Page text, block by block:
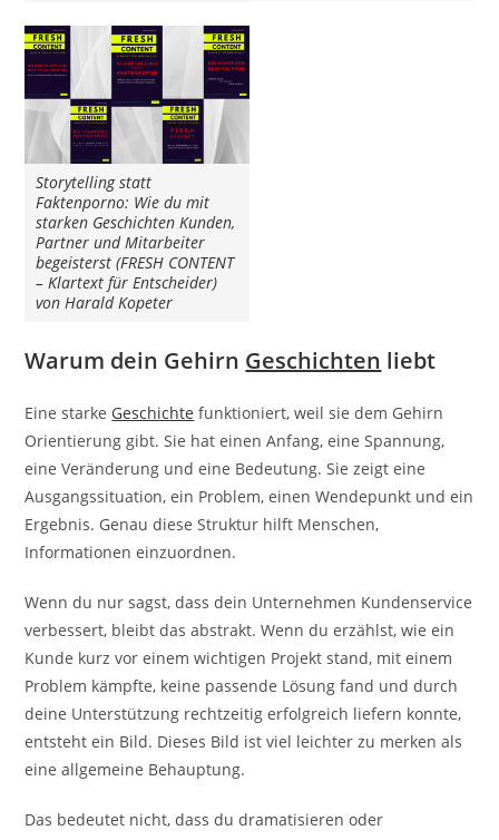
Storytelling statt
Faktenporno: Wie du mit
starken Geschichten Kunden,
Partner und Mitarbeiter
begeisterst (FRESH CONTENT
– Klartext für Entscheider)
von Harald Kopeter
Warum dein Gehirn Geschichten liebt
Eine starke Geschichte funktioniert, weil sie dem Gehirn
Orientierung gibt. Sie hat einen Anfang, eine Spannung,
eine Veränderung und eine Bedeutung. Sie zeigt eine
Ausgangssituation, ein Problem, einen Wendepunkt und ein
Ergebnis. Genau diese Struktur hilft Menschen,
Informationen einzuordnen.
Wenn du nur sagst, dass dein Unternehmen Kundenservice
verbessert, bleibt das abstrakt. Wenn du erzählst, wie ein
Kunde kurz vor einem wichtigen Projekt stand, mit einem
Problem kämpfte, keine passende Lösung fand und durch
deine Unterstützung rechtzeitig erfolgreich liefern konnte,
entsteht ein Bild. Dieses Bild ist viel leichter zu merken als
eine allgemeine Behauptung.
Das bedeutet nicht, dass du dramatisieren oder